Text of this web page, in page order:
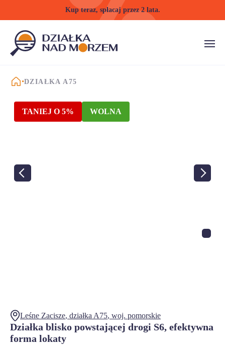
Kup teraz, spłacaj przez 2 lata.
STRONA GŁÓWNA
DZIAŁKA A75
TANIEJ O 5% WOLNA
Leśne Zacisze, działka A75, woj. pomorskie
Działka blisko powstającej drogi S6, efektywna
forma lokaty